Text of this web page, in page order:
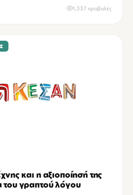
1,337 προβολές
και η αξιοποίησή της
του γραπτού λόγου